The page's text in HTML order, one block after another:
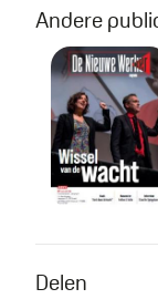
Andere
De
Delen